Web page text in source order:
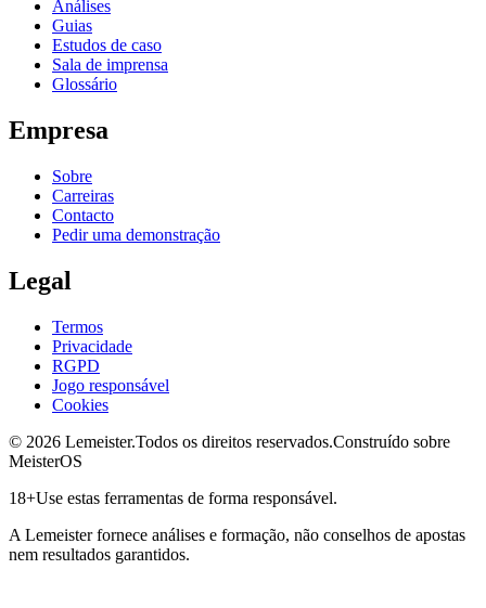
Análises
Guias
Estudos de caso
Sala de imprensa
Glossário
Empresa
Sobre
Carreiras
Contacto
Pedir uma demonstração
Legal
Termos
Privacidade
RGPD
Jogo responsável
Cookies
© 2026 Lemeister.Todos os direitos reservados.Construído sobre
MeisterOS
18+Use estas ferramentas de forma responsável.
A Lemeister fornece análises e formação, não conselhos de apostas
nem resultados garantidos.